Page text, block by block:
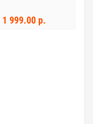
1 999.00 р.